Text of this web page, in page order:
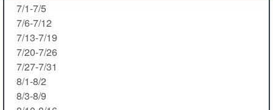
7/1-7/5
7/6-7/12
7/13-7/19
7/20-7/26
7/27-7/31
8/1-8/2
8/3-8/9